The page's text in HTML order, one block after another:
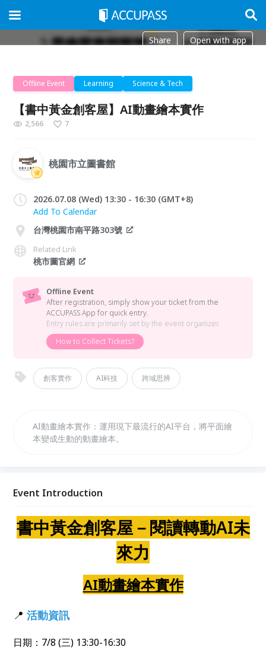
Share Open with app
Offline Event Learning Science & Tech
【書中黃金創客屋】AI動畫繪本實作
2,566 7
桃園市立圖書館
2026.07.08 (Wed) 13:30 - 16:30 (GMT+8)
Add To Calendar
台灣桃園市南平路303號
Related Link
桃市圖官網
Offline Event
After registration, simply show your ticket from the
ACCUPASS App for quick entry.
Entry rules are primarily set by the event organizer.
How to Collect Tickets?
創客實作 AI科技 跨域思辨
AI動畫繪本實作：運用現下最流行的AI平台，將平面繪
本變成生動的動畫繪本。
Event Introduction
書中黃金創客屋－閱讀轉動AI未
來力
AI動畫繪本實作
📍活動資訊
日期：7/8 (三) 13:30-16:30